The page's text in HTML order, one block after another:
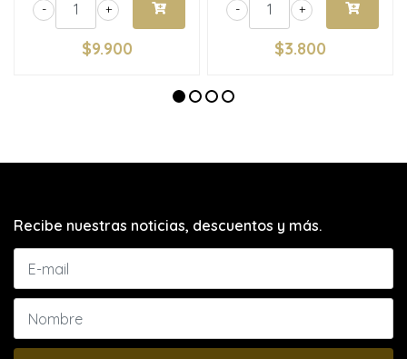
+
-
$9.900
+
-
$3.800
Recibe nuestras noticias, descuentos y más.